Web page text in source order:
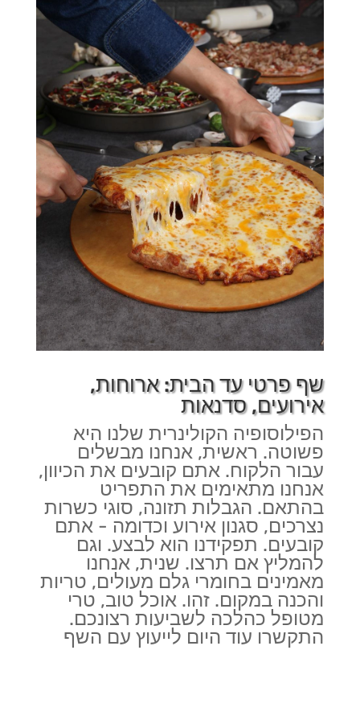
שף פרטי עד הבית: ארוחות,
אירועים, סדנאות
הפילוסופיה הקולינרית שלנו היא
פשוטה. ראשית, אנחנו מבשלים
עבור הלקוח. אתם קובעים את הכיוון,
אנחנו מתאימים את התפריט
בהתאם. הגבלות תזונה, סוגי כשרות
נצרכים, סגנון אירוע וכדומה - אתם
קובעים. תפקידנו הוא לבצע. וגם
להמליץ אם תרצו. שנית, אנחנו
מאמינים בחומרי גלם מעולים, טריות
והכנה במקום. זהו. אוכל טוב, טרי
מטופל כהלכה לשביעות רצונכם.
התקשרו עוד היום לייעוץ עם השף